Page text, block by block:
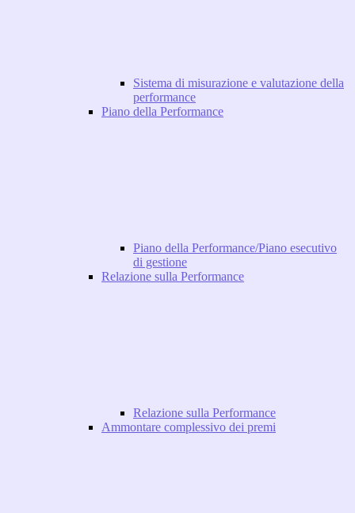
Sistema di misurazione e valutazione della
performance
Piano della Performance
Piano della Performance/Piano esecutivo
di gestione
Relazione sulla Performance
Relazione sulla Performance
Ammontare complessivo dei premi